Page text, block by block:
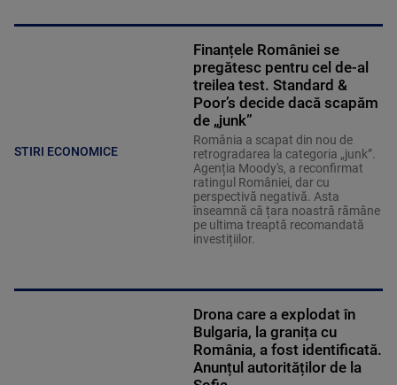
STIRI ECONOMICE
Finanțele României se
pregătesc pentru cel de-al
treilea test. Standard &
Poor’s decide dacă scapăm
de „junk”
România a scapat din nou de
retrogradarea la categoria „junk”.
Agenția Moody's, a reconfirmat
ratingul României, dar cu
perspectivă negativă. Asta
înseamnă că țara noastră rămâne
pe ultima treaptă recomandată
investițiilor.
Drona care a explodat în
Bulgaria, la granița cu
România, a fost identificată.
Anunțul autorităților de la